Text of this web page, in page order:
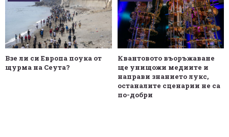
Взе ли си Европа поука от
щурма на Сеута?
Квантовото въоръжаване
ще унищожи медиите и
направи знанието лукс,
останалите сценарии не са
по-добри